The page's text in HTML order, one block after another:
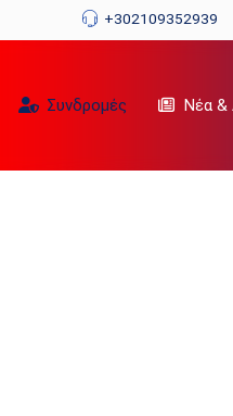
+302109352939
Συνδρομές Νέα &